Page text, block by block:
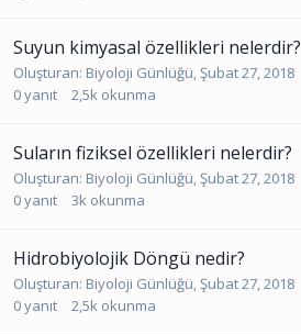
Suyun kimyasal özellikleri nelerdir?
Oluşturan: Biyoloji Günlüğü,Şubat 27, 2018
0yanıt 2,5k okunma
Suların fiziksel özellikleri nelerdir?
Oluşturan: Biyoloji Günlüğü,Şubat 27, 2018
0yanıt 3k okunma
Hidrobiyolojik Döngü nedir?
Oluşturan: Biyoloji Günlüğü,Şubat 27, 2018
0yanıt 2,5k okunma